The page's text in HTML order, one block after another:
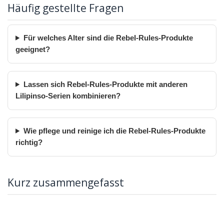
Häufig gestellte Fragen
Für welches Alter sind die Rebel-Rules-Produkte
geeignet?
Lassen sich Rebel-Rules-Produkte mit anderen
Lilipinso-Serien kombinieren?
Wie pflege und reinige ich die Rebel-Rules-Produkte
richtig?
Kurz zusammengefasst